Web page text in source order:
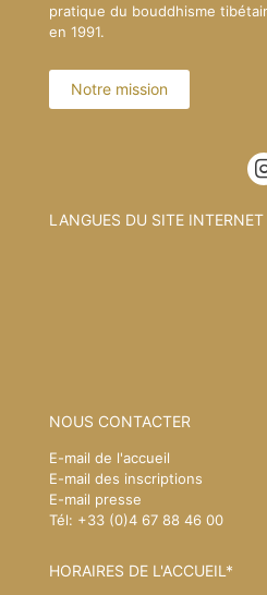
pratique du bouddhisme
en 1991.
Notre mission
LANGUES DU SITE INTERNET
NOUS CONTACTER
E-mail de l'accueil
E-mail des inscriptions
E-mail presse
Tél: +33 (0)4 67 88 46 00
HORAIRES DE L'ACCUEIL*